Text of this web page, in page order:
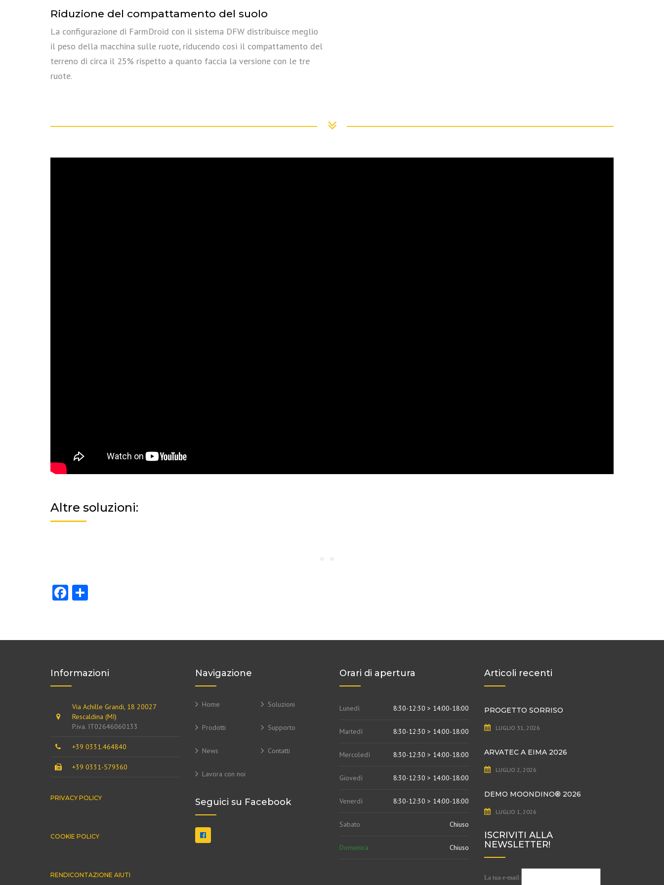
Riduzione del compattamento del suolo
La configurazione di FarmDroid con il sistema DFW distribuisce meglio
il peso della macchina sulle ruote, riducendo così il compattamento del
terreno di circa il 25% rispetto a quanto faccia la versione con le tre
ruote.
Altre soluzioni:
Facebook
Informazioni
Via Achille Grandi, 18 20027
Rescaldina (MI)
P.iva. IT02646060133
+39 0331.464840
+39 0331-579360
PRIVACY POLICY
COOKIE POLICY
RENDICONTAZIONE AIUTI
Navigazione
Home Soluzioni
Prodotti Supporto
News Contatti
Lavora con noi
Seguici su Facebook
Orari di apertura
Lunedì 8:30-12:30 > 14:00-18:00
Martedì 8:30-12:30 > 14:00-18:00
Mercoledì 8:30-12:30 > 14:00-18:00
Giovedì 8:30-12:30 > 14:00-18:00
Venerdì 8:30-12:30 > 14:00-18:00
Sabato Chiuso
Domenica Chiuso
Articoli recenti
PROGETTO SORRISO
LUGLIO 31, 2026
ARVATEC A EIMA 2026
LUGLIO 2, 2026
DEMO MOONDINO®️ 2026
LUGLIO 1, 2026
ISCRIVITI ALLA
NEWSLETTER!
La tua e-mail: